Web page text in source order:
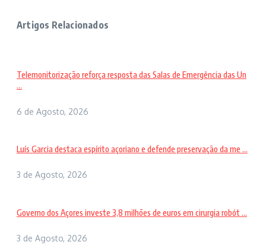
Artigos Relacionados
Telemonitorização reforça resposta das Salas de Emergência das Un
...
6 de Agosto, 2026
Luís Garcia destaca espírito açoriano e defende preservação da me ...
3 de Agosto, 2026
Governo dos Açores investe 3,8 milhões de euros em cirurgia robót ...
3 de Agosto, 2026